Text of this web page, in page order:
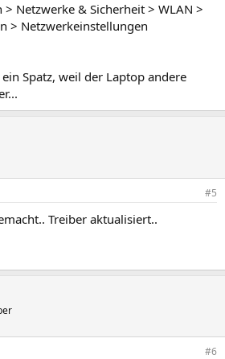
Netzwerke & Sicherheit > WLAN >
> Netzwerkeinstellungen
Spatz, weil der Laptop andere
#5
Treiber aktualisiert..
#6